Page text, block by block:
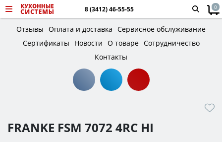
8 (3412) 46-55-55 0
Отзывы Оплата и доставка Сервисное обслуживание
Сертификаты
Новости О товаре Сотрудничество
Контакты
FRANKE FSM 7072 4RC HI